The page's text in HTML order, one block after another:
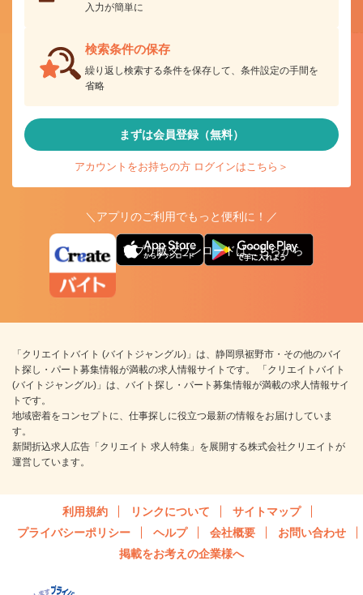
入力が簡単に
検索条件の保存
繰り返し検索する条件を保存して、条件設定の手間を
省略
まずは会員登録（無料）
アカウントをお持ちの方 ログインはこちら＞
＼アプリのご利用でもっと便利に！／
アプリ版ダウンロードはこちらから
「クリエイトバイト (バイトジャングル)」は、静岡県裾野市・その他のバイ
ト探し・パート募集情報が満載の求人情報サイトです。 「クリエイトバイト
(バイトジャングル)」は、バイト探し・パート募集情報が満載の求人情報サイ
トです。
地域密着をコンセプトに、仕事探しに役立つ最新の情報をお届けしていま
す。
新聞折込求人広告「クリエイト 求人特集」を展開する株式会社クリエイトが
運営しています。
利用規約 リンクについて
サイトマップ
プライバシーポリシー
ヘルプ 会社概要
お問い合わせ
掲載をお考えの企業様へ